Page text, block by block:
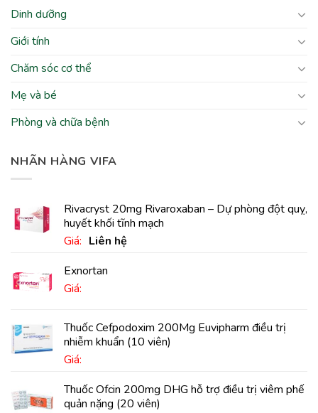
Dinh dưỡng
Giới tính
Chăm sóc cơ thể
Mẹ và bé
Phòng và chữa bệnh
NHÃN HÀNG VIFA
Rivacryst 20mg Rivaroxaban – Dự phòng đột quỵ,
huyết khối tĩnh mạch
Giá: Liên hệ
Exnortan
Giá:
Thuốc Cefpodoxim 200Mg Euvipharm điều trị
nhiễm khuẩn (10 viên)
Giá:
Thuốc Ofcin 200mg DHG hỗ trợ điều trị viêm phế
quản nặng (20 viên)